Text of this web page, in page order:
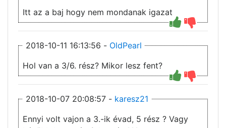
Itt az a baj hogy nem mondanak igazat
2018-10-11 16:13:56 - OldPearl
Hol van a 3/6. rész? Mikor lesz fent?
2018-10-07 20:08:57 - karesz21
Ennyi volt vajon a 3.-ik évad, 5 rész ? Vagy